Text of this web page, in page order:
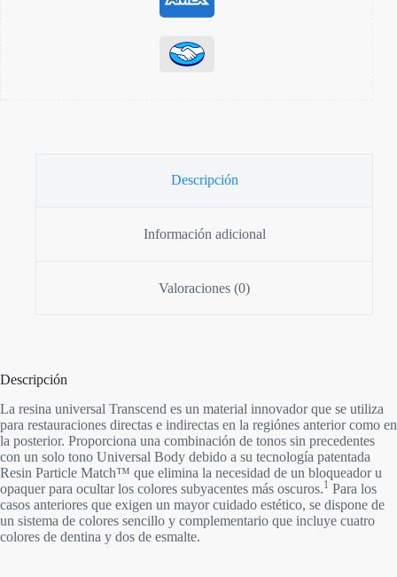
Descripción
Información adicional
Valoraciones (0)
Descripción
La resina universal Transcend es un material innovador que se utiliza
para restauraciones directas e indirectas en la regiónes anterior como en
la posterior. Proporciona una combinación de tonos sin precedentes
con un solo tono Universal Body debido a su tecnología patentada
Resin Particle Match™ que elimina la necesidad de un bloqueador u
opaquer para ocultar los colores subyacentes más oscuros.1 Para los
casos anteriores que exigen un mayor cuidado estético, se dispone de
un sistema de colores sencillo y complementario que incluye cuatro
colores de dentina y dos de esmalte.